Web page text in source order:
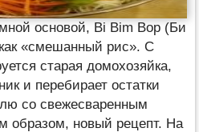
основой, Bi Bim Bop (Би
«смешанный рис». С
старая домохозяйка,
и перебирает остатки
со свежесваренным
образом, новый рецепт. На